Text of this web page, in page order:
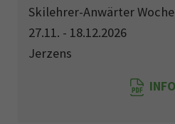
Skilehrer-Anwärter
27.11. - 18.12.2026
Jerzens
INFO